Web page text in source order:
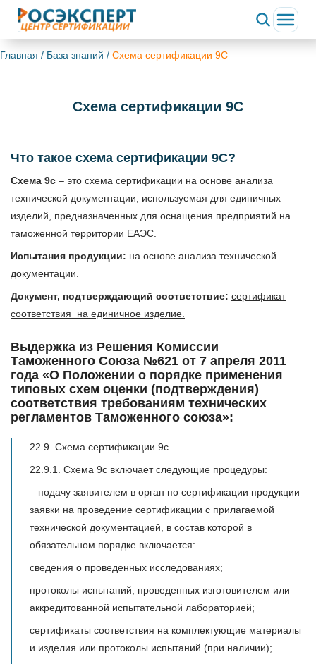
Главная / База знаний / Схема сертификации 9С
Схема сертификации 9С
Что такое схема сертификации 9С?
Схема 9с – это схема сертификации на основе анализа
технической документации, используемая для единичных
изделий, предназначенных для оснащения предприятий на
таможенной территории ЕАЭС.
Испытания продукции: на основе анализа технической
документации.
Документ, подтверждающий соответствие: сертификат
соответствия на единичное изделие.
Выдержка из Решения Комиссии
Таможенного Союза №621 от 7 апреля 2011
года «О Положении о порядке применения
типовых схем оценки (подтверждения)
соответствия требованиям технических
регламентов Таможенного союза»:
22.9. Схема сертификации 9с
22.9.1. Схема 9с включает следующие процедуры:
– подачу заявителем в орган по сертификации продукции
заявки на проведение сертификации с прилагаемой
технической документацией, в состав которой в
обязательном порядке включается:
сведения о проведенных исследованиях;
протоколы испытаний, проведенных изготовителем или
аккредитованной испытательной лабораторией;
сертификаты соответствия на комплектующие материалы
и изделия или протоколы испытаний (при наличии);